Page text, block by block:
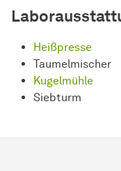
Heißpresse
Taumelmischer
Kugelmühle
Siebturm